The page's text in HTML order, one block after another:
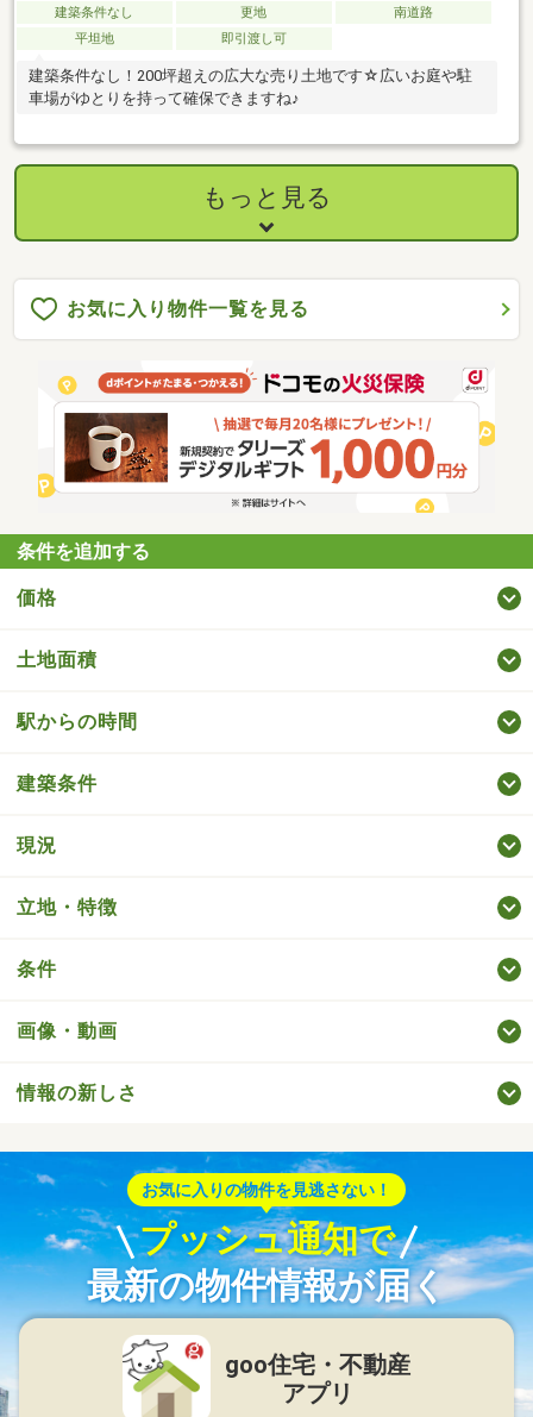
建築条件なし 更地
南道路
平坦地
即引渡し可
建築条件なし！200坪超えの広大な売り土地です☆広いお庭や駐
車場がゆとりを持って確保できますね♪
もっと見る
お気に入り物件一覧を見る
条件を追加する
価格
土地面積
駅からの時間
建築条件
現況
立地・特徴
条件
画像・動画
情報の新しさ
お気に入りの物件を見逃さない！
プッシュ通知で
最新の物件情報が届く
goo住宅・不動産
アプリ